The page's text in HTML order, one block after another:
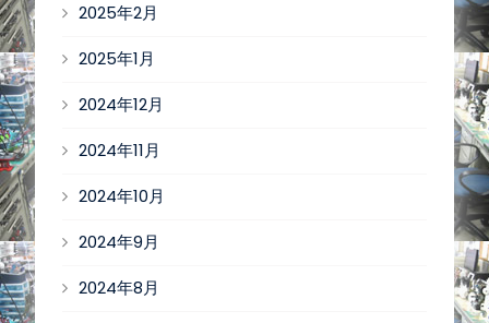
2025年2月
2025年1月
2024年12月
2024年11月
2024年10月
2024年9月
2024年8月